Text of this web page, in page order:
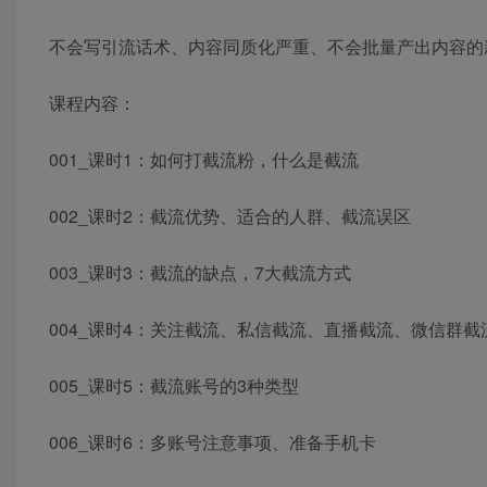
不会写引流话术、内容同质化严重、不会批量产出内容
课程内容：
001_课时1：如何打截流粉，什么是截流
002_课时2：截流优势、适合的人群、截流误区
003_课时3：截流的缺点，7大截流方式
004_课时4：关注截流、私信截流、直播截流、微信群截
005_课时5：截流账号的3种类型
006_课时6：多账号注意事项、准备手机卡